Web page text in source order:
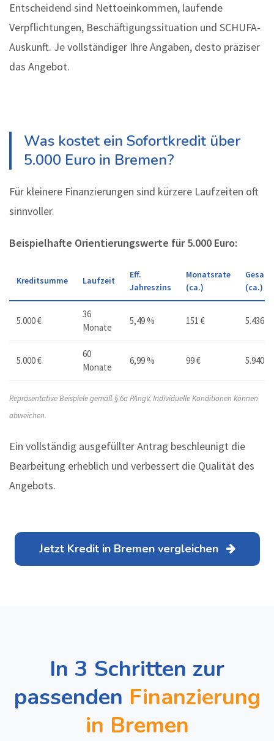
Entscheidend sind Nettoeinkommen, laufende
Verpflichtungen, Beschäftigungssituation und SCHUFA-
Auskunft. Je vollständiger Ihre Angaben, desto präziser
das Angebot.
Was kostet ein Sofortkredit über
5.000 Euro in Bremen?
Für kleinere Finanzierungen sind kürzere Laufzeiten oft
sinnvoller.
Beispielhafte Orientierungswerte für 5.000 Euro:
Kreditsumme Laufzeit
Eff.
Jahreszins
Monatsrate
(ca.)
(ca.)
5.000 €
36
Monate
5,49 % 151 € 5.436 €
5.000 €
60
Monate
6,99 % 99 € 5.940 €
Repräsentative Beispiele gemäß § 6a PAngV. Individuelle Konditionen können
abweichen.
Ein vollständig ausgefüllter Antrag beschleunigt die
Bearbeitung erheblich und verbessert die Qualität des
Angebots.
Jetzt Kredit in Bremen vergleichen
In 3 Schritten zur
passenden Finanzierung
in Bremen